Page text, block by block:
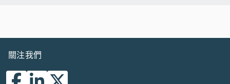
關注我們